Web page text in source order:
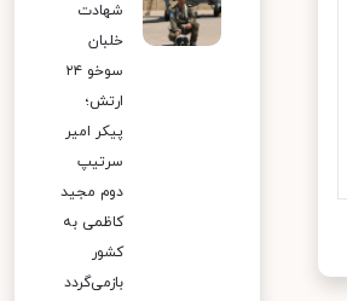
شهادت
خلبان
سوخو ۲۴
ارتش؛
پیکر امیر
سرتیپ
دوم مجید
کاظمی به
کشور
بازمی‌گردد